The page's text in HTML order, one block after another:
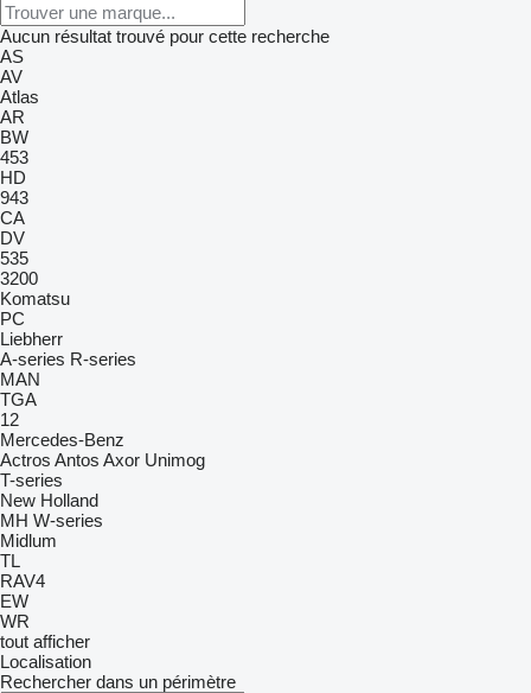
Aucun résultat trouvé pour cette recherche
AS
AV
Atlas
AR
BW
453
HD
943
CA
DV
535
3200
Komatsu
PC
Liebherr
A-series R-series
MAN
TGA
12
Mercedes-Benz
Actros Antos Axor Unimog
T-series
New Holland
MH W-series
Midlum
TL
RAV4
EW
WR
tout afficher
Localisation
Rechercher dans un périmètre